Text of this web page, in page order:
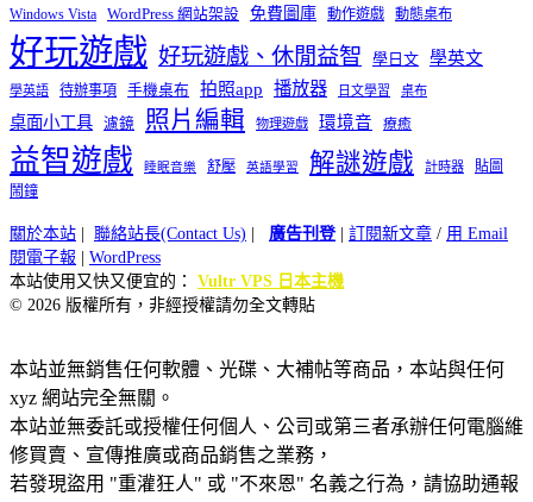
Windows Vista WordPress 網站架設 免費圖庫 動作遊戲 動態桌布
好玩遊戲 好玩遊戲、休閒益智 學日文 學英文
學英語 待辦事項 手機桌布 拍照app 播放器 日文學習 桌布
桌面小工具 濾鏡 照片編輯 物理遊戲 環境音 療癒
益智遊戲 睡眠音樂 舒壓 英語學習 解謎遊戲 計時器
貼圖
鬧鐘
關於本站 | 聯絡站長(Contact Us) | 廣告刊登| 訂閱新文章 / 用 Email
閱電子報 | WordPress
本站使用又快又便宜的： Vultr VPS 日本主機
© 2026 版權所有，非經授權請勿全文轉貼
本站並無銷售任何軟體、光碟、大補帖等商品，本站與任何
xyz 網站完全無關。
本站並無委託或授權任何個人、公司或第三者承辦任何電腦維
修買賣、宣傳推廣或商品銷售之業務，
若發現盜用 "重灌狂人" 或 "不來恩" 名義之行為，請協助通報